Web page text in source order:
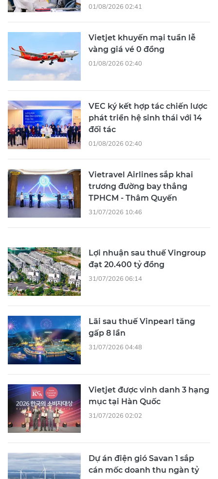
01/08/2026 02:41
Vietjet khuyến mại tuần lễ
vàng giá vé 0 đồng
01/08/2026 02:40
VEC ký kết hợp tác chiến lược
phát triển hệ sinh thái với 14
đối tác
01/08/2026 02:40
Vietravel Airlines sắp khai
trương đường bay thẳng
TPHCM - Thâm Quyến
31/07/2026 10:46
Lợi nhuận sau thuế Vingroup
đạt 20.400 tỷ đồng
31/07/2026 06:14
Lãi sau thuế Vinpearl tăng
gấp 8 lần
31/07/2026 04:48
Vietjet được vinh danh 3 hạng
mục tại Hàn Quốc
31/07/2026 02:02
Dự án điện gió Savan 1 sắp
cán mốc doanh thu ngàn tỷ